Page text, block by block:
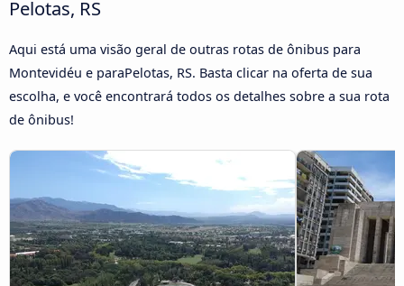
Pelotas, RS
Aqui está uma visão geral de outras rotas de ônibus para
Montevidéu e paraPelotas, RS. Basta clicar na oferta de sua
escolha, e você encontrará todos os detalhes sobre a sua rota
de ônibus!